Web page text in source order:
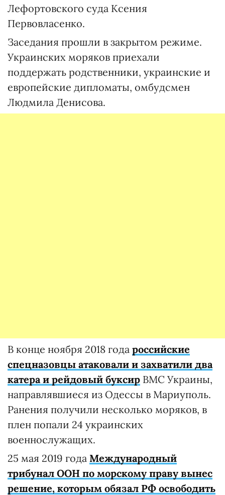
Лефортовского суда Ксения
Первовласенко.
Заседания прошли в закрытом режиме.
Украинских моряков приехали
поддержать родственники, украинские и
европейские дипломаты, омбудсмен
Людмила Денисова.
В конце ноября 2018 года российские
спецназовцы атаковали и захватили два
катера и рейдовый буксир ВМС Украины,
направлявшиеся из Одессы в Мариуполь.
Ранения получили несколько моряков, в
плен попали 24 украинских
военнослужащих.
25 мая 2019 года Международный
трибунал ООН по морскому праву вынес
решение, которым обязал РФ освободить